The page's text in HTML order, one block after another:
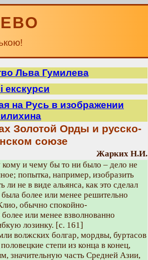
Льва Гумилева
екскурси
на Русь в изображении
Золотой Орды и русско-
союзе
Жарких Н.И.
и чему бы то ни было – дело не
попытка, например, изобразить
не в виде альянса, как это сделал
более или менее решительно
обычно спокойно-
или менее взволнованно
лозинку. [с. 161]
волжских болгар, мордвы, буртасов
степи из конца в конец,
значительную часть Средней Азии,